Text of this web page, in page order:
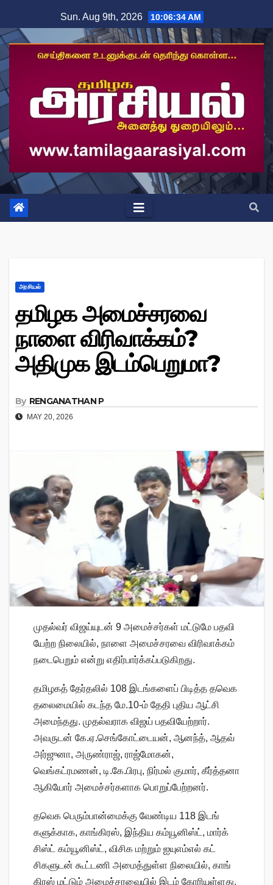
to
content
Sun. Aug 9th, 2026 10:06:35 AM
அரசியல்
தமிழக அமைச்சரவை
நாளை விரிவாக்கம்?
அதிமுக இடம்பெறுமா?
By RENGANATHAN P
MAY 20, 2026
முதல்​வர் விஜய்​யுடன் 9 அமைச்​சர்​கள் மட்​டுமே பதவி​
யேற்ற நிலை​யில், நாளை அமைச்​சரவை விரி​வாக்​கம்
நடை​பெறும் என்று எதிர்​பார்க்​கப்​படு​கிறது.
தமிழகத் தேர்​தலில் 108 இடங்​களைப் பிடித்த தவெக
தலை​மை​யில் கடந்த மே.10-ம் தேதி புதிய ஆட்சி
அமைந்​தது. முதல்​வ​ராக விஜய் பதவி​யேற்​றார்.
அவருடன் கே.ஏ.செங்​கோட்​டையன், ஆனந்த், ஆதவ்
அர்​ஜு​னா, அருண்​ராஜ், ராஜ்மோகன்,
வெங்கட்ரமணன், டி.கே.பிரபு, நிர்​மல் குமார், கீர்த்​தனா
ஆகியோர் அமைச்​சர்களாக பொறுப்​பேற்​றனர்.
தவெக பெரும்​பான்​மைக்கு வேண்​டிய 118 இடங்​
களுக்​காக, காங்​கிரஸ், இந்​திய கம்​யூனிஸ்ட், மார்க்​
சிஸ்ட் கம்​யூனிஸ்ட், விசிக மற்​றும் ஐயுஎம்​எல் கட்​
சிகளு​டன் கூட்​டணி அமைத்​துள்ள நிலை​யில், காங்​
கிரஸ் மட்​டும் அமைச்​சர​வை​யில் இடம் கோரி​யுள்​ளது.